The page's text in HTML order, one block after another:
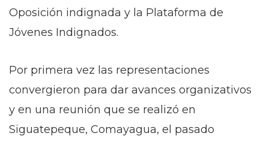
Oposición indignada y la Plataforma de
Jóvenes Indignados.
Por primera vez las representaciones
convergieron para dar avances organizativos
y en una reunión que se realizó en
Siguatepeque, Comayagua, el pasado